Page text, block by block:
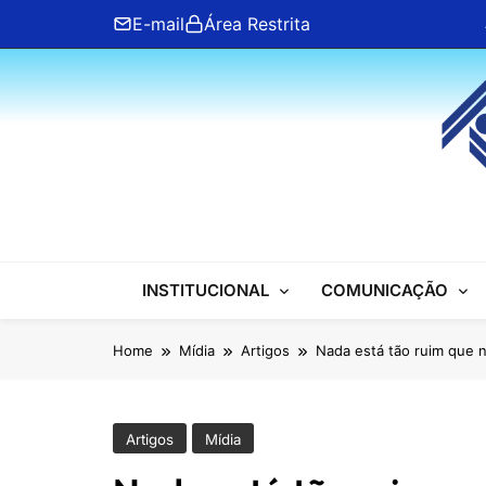
content
E-mail Área Restrita
ANFIP Nacional
INSTITUCIONAL COMUNICAÇÃO
Home Mídia Artigos Nada está tão ruim que
Artigos Mídia